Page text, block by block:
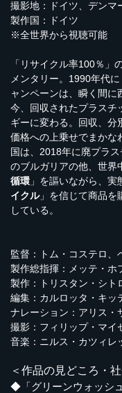
撮影地：ドイツ、デンマ
製作国：ドイツ
※全世界から視聴可能
「リサイクル率100％」
メンタリー。1990年代
ャンペーンは、瞬く間
今、回収されたプラスチ
ギーに変わる。回収、分
価格への上乗せでまかな
国は、2018年に廃プラ
のブルガリアの他、世界
循環 」を謳いながら、
イクル」を信じて商品を
している。
監督：トム・コステロ、
製作総指揮：メッテ・ホ
製作：トリスタン・シト
編集：カルロッタ・キッ
ナレーション：アリス・
撮影：フィリップ・マイ
音楽：ニルス・カツィレ
＜作品の見どころ・
◆「グリーンウォッシ